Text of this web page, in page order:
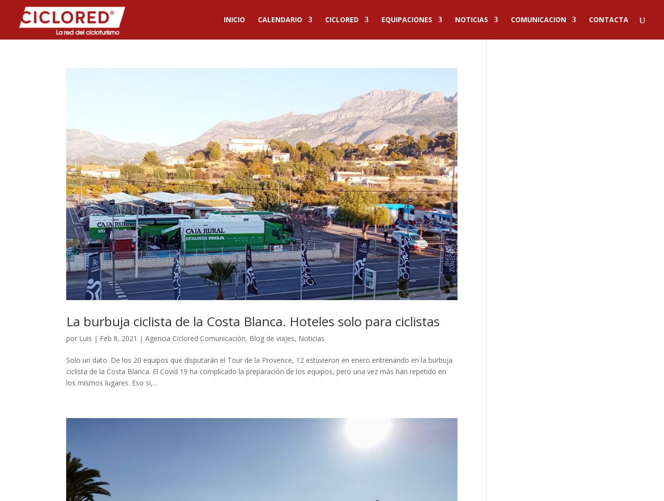
INICIO CALENDARIO CICLORED EQUIPACIONES NOTICIAS COMUNICACION CONTACTA
La burbuja ciclista de la Costa Blanca. Hoteles solo para ciclistas
por Luis | Feb 8, 2021 |Agencia Ciclored Comunicación, Blog de viajes, Noticias
Solo un dato. De los 20 equipos que disputarán el Tour de la Provence, 12 estuvieron en enero entrenando en la burbuja
ciclista de la Costa Blanca. El Covid 19 ha complicado la preparación de los equipos, pero una vez más han repetido en
los mismos lugares. Eso sí,...